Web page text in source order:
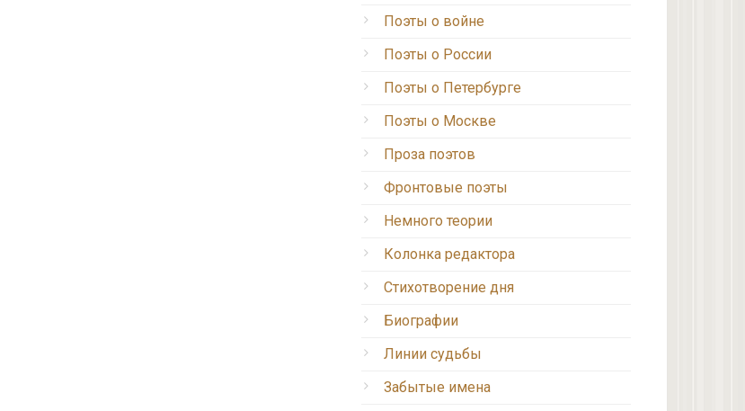
Поэты о войне
Поэты о России
Поэты о Петербурге
Поэты о Москве
Проза поэтов
Фронтовые поэты
Немного теории
Колонка редактора
Стихотворение дня
Биографии
Линии судьбы
Забытые имена